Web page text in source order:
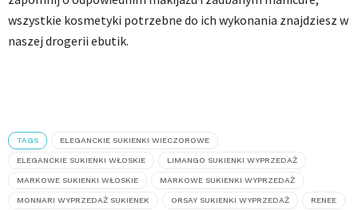
wszystkie kosmetyki potrzebne do ich wykonania znajdziesz w
naszej drogerii ebutik.
TAGS ELEGANCKIE SUKIENKI WIECZOROWE
ELEGANCKIE SUKIENKI WŁOSKIE LIMANGO SUKIENKI WYPRZEDAŻ
MARKOWE SUKIENKI WŁOSKIE MARKOWE SUKIENKI WYPRZEDAŻ
MONNARI WYPRZEDAŻ SUKIENEK ORSAY SUKIENKI WYPRZEDAŻ RENEE